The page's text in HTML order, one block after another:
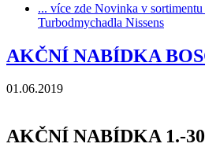
... více zde Novinka v
Turbodmychadla Nissens
AKČNÍ NABÍDKA
01.06.2019
AKČNÍ NABÍDKA 1.-